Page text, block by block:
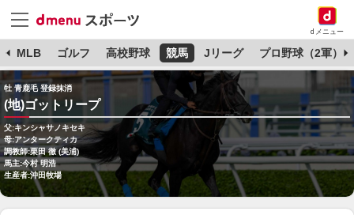
dメニュー
MLB ゴルフ 高校野球 競馬 Jリーグ プロ野球（2軍）
牡 青鹿毛 登録抹消
(地)ゴットリープ
父:キンシャサノキセキ
母:アンタークティカ
調教師:栗田 徹 (美浦)
馬主:今村 明浩
生産者:沖田牧場